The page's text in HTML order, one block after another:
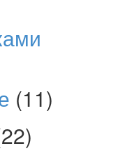
(11)